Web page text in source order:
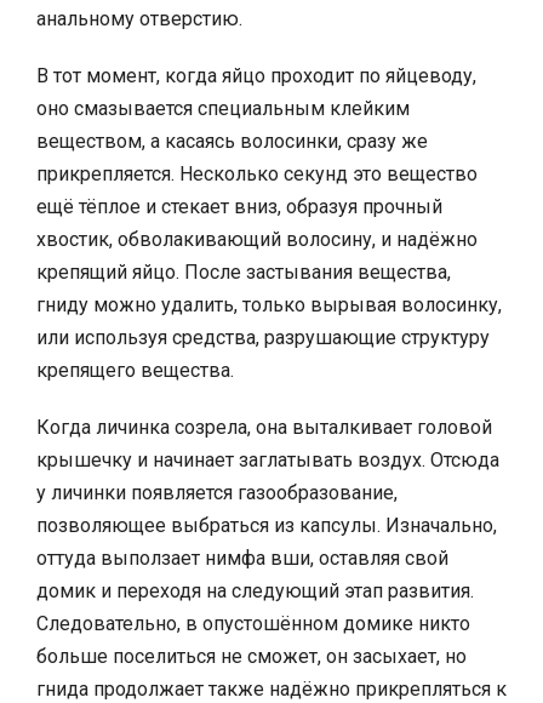
анальному отверстию.
В тот момент, когда яйцо проходит по яйцеводу,
оно смазывается специальным клейким
веществом, а касаясь волосинки, сразу же
прикрепляется. Несколько секунд это вещество
ещё тёплое и стекает вниз, образуя прочный
хвостик, обволакивающий волосину, и надёжно
крепящий яйцо. После застывания вещества,
гниду можно удалить, только вырывая волосинку,
или используя средства, разрушающие структуру
крепящего вещества.
Когда личинка созрела, она выталкивает головой
крышечку и начинает заглатывать воздух. Отсюда
у личинки появляется газообразование,
позволяющее выбраться из капсулы. Изначально,
оттуда выползает нимфа вши, оставляя свой
домик и переходя на следующий этап развития.
Следовательно, в опустошённом домике никто
больше поселиться не сможет, он засыхает, но
гнида продолжает также надёжно прикрепляться к